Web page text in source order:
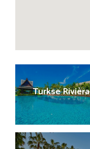
Turkse Rivièra